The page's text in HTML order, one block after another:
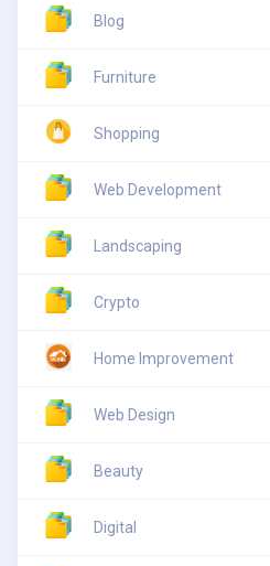
Blog
Furniture
Shopping
Web Development
Landscaping
Crypto
Home Improvement
Web Design
Beauty
Digital